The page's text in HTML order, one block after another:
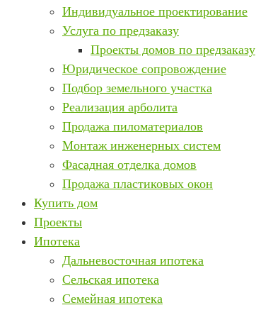
Индивидуальное проектирование
Услуга по предзаказу
Проекты домов по предзаказу
Юридическое сопровождение
Подбор земельного участка
Реализация арболита
Продажа пиломатериалов
Монтаж инженерных систем
Фасадная отделка домов
Продажа пластиковых окон
Купить дом
Проекты
Ипотека
Дальневосточная ипотека
Сельская ипотека
Семейная ипотека